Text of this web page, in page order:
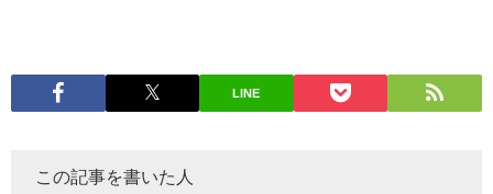
LINE
この記事を書いた人